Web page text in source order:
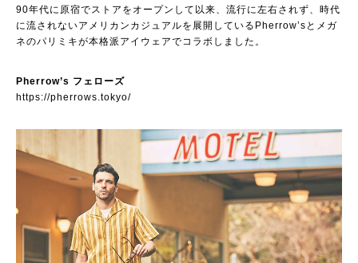
90年代に原宿でストアをオープンして以来、流行に左右されず、時代
に流されないアメリカンカジュアルを展開しているPherrow’sとメガ
ネのパリミキが本格派アイウェアでコラボしました。
Pherrow’s フェローズ
https://pherrows.tokyo/